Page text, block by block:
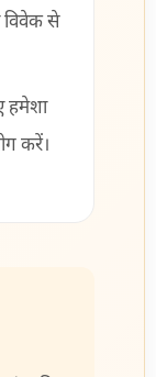
विवेक से
हमेशा
करें।